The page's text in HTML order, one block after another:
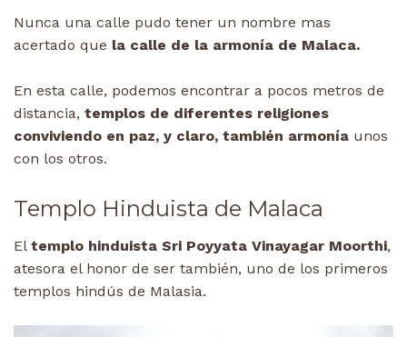
Nunca una calle pudo tener un nombre mas
acertado que la calle de la armonía de Malaca.
En esta calle, podemos encontrar a pocos metros de
distancia, templos de diferentes religiones
conviviendo en paz, y claro, también armonía unos
con los otros.
Templo Hinduista de Malaca
El templo hinduista Sri Poyyata Vinayagar Moorthi,
atesora el honor de ser también, uno de los primeros
templos hindús de Malasia.